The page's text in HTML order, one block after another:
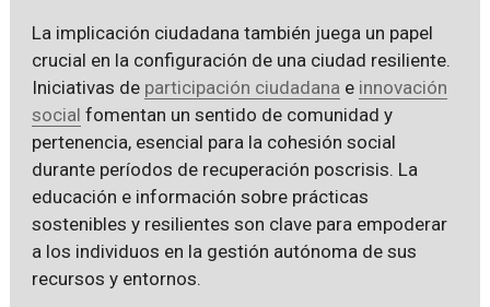
La implicación ciudadana también juega un papel
crucial en la configuración de una ciudad resiliente.
Iniciativas de participación ciudadana e innovación
social fomentan un sentido de comunidad y
pertenencia, esencial para la cohesión social
durante períodos de recuperación poscrisis. La
educación e información sobre prácticas
sostenibles y resilientes son clave para empoderar
a los individuos en la gestión autónoma de sus
recursos y entornos.